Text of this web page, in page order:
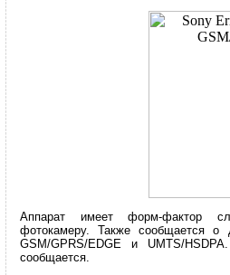
Аппарат имеет форм-фактор
фотокамеру. Также сообщается о
GSM/GPRS/EDGE и UMTS/
сообщается.